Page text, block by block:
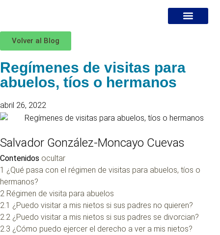
Volver al Blog
Regímenes de visitas para
abuelos, tíos o hermanos
abril 26, 2022
Salvador González-Moncayo Cuevas
Contenidos ocultar
1 ¿Qué pasa con el régimen de visitas para abuelos, tíos o
hermanos?
2 Régimen de visita para abuelos
2.1 ¿Puedo visitar a mis nietos si sus padres no quieren?
2.2 ¿Puedo visitar a mis nietos si sus padres se divorcian?
2.3 ¿Cómo puedo ejercer el derecho a ver a mis nietos?